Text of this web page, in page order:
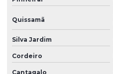
Perfil de borracha em curitiba
Perfil de borracha epdm
Perfil de borracha silicone
Perfil de borracha para vedação
Quissamã
Silva Jardim
Cordeiro
Cantagalo